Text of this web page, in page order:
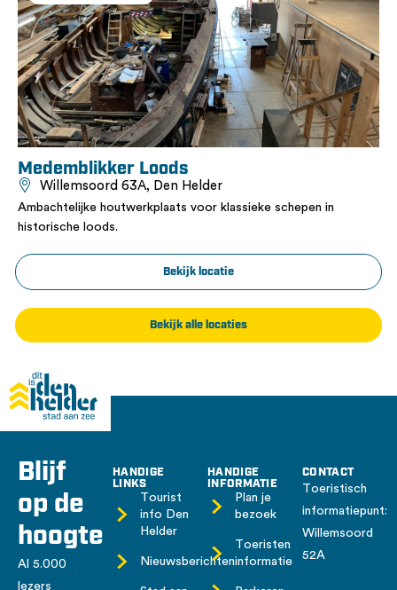
Medemblikker Loods
Willemsoord 63A, Den Helder
Ambachtelijke houtwerkplaats voor klassieke schepen in
historische loods.
Bekijk locatie
Bekijk alle locaties
Blijf
op de
hoogte
Al 5.000
lezers
HANDIGE
LINKS
Tourist
info Den
Helder
Nieuwsberichten
HANDIGE
INFORMATIE
Plan je
bezoek
Toeristen
informatie
CONTACT
Toeristisch
informatiepunt:
Willemsoord
52A